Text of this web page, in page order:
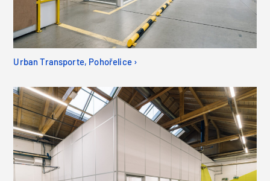
Urban Transporte, Pohořelice ›